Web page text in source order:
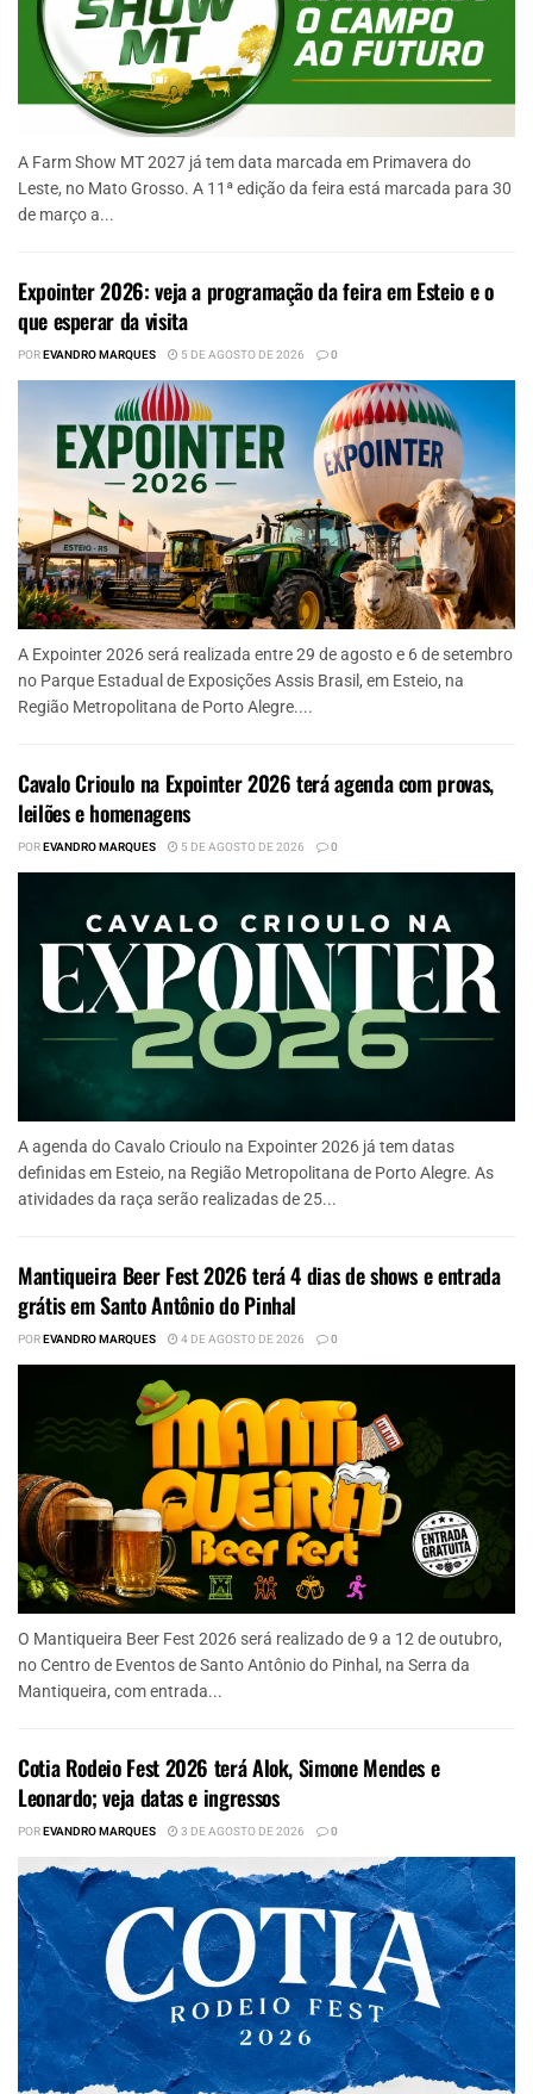
A Farm Show MT 2027 já tem data marcada em Primavera do
Leste, no Mato Grosso. A 11ª edição da feira está marcada para 30
de março a...
Expointer 2026: veja a programação da feira em Esteio e o
que esperar da visita
POREVANDRO MARQUES 5 DE AGOSTO DE 2026 0
A Expointer 2026 será realizada entre 29 de agosto e 6 de setembro
no Parque Estadual de Exposições Assis Brasil, em Esteio, na
Região Metropolitana de Porto Alegre....
Cavalo Crioulo na Expointer 2026 terá agenda com provas,
leilões e homenagens
POREVANDRO MARQUES 5 DE AGOSTO DE 2026 0
A agenda do Cavalo Crioulo na Expointer 2026 já tem datas
definidas em Esteio, na Região Metropolitana de Porto Alegre. As
atividades da raça serão realizadas de 25...
Mantiqueira Beer Fest 2026 terá 4 dias de shows e entrada
grátis em Santo Antônio do Pinhal
POREVANDRO MARQUES 4 DE AGOSTO DE 2026 0
O Mantiqueira Beer Fest 2026 será realizado de 9 a 12 de outubro,
no Centro de Eventos de Santo Antônio do Pinhal, na Serra da
Mantiqueira, com entrada...
Cotia Rodeio Fest 2026 terá Alok, Simone Mendes e
Leonardo; veja datas e ingressos
POREVANDRO MARQUES 3 DE AGOSTO DE 2026 0